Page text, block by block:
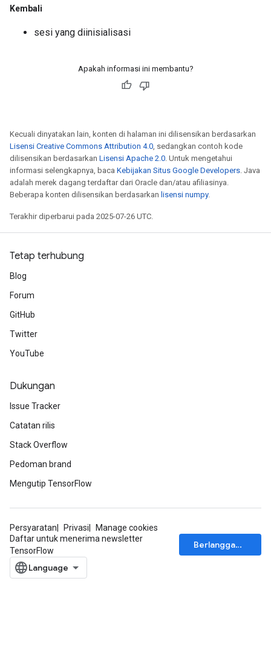
Kembali
sesi yang diinisialisasi
Apakah informasi ini membantu?
Kecuali dinyatakan lain, konten di halaman ini dilisensikan berdasarkan
Lisensi Creative Commons Attribution 4.0, sedangkan contoh kode
dilisensikan berdasarkan Lisensi Apache 2.0. Untuk mengetahui
informasi selengkapnya, baca Kebijakan Situs Google Developers. Java
adalah merek dagang terdaftar dari Oracle dan/atau afiliasinya.
Beberapa konten dilisensikan berdasarkan lisensi numpy.
Terakhir diperbarui pada 2025-07-26 UTC.
Tetap terhubung
Blog
Forum
GitHub
Twitter
YouTube
Dukungan
Issue Tracker
Catatan rilis
Stack Overflow
Pedoman brand
Mengutip TensorFlow
Persyaratan Privasi
Manage cookies
Daftar untuk menerima newsletter
TensorFlow
Berlangganan